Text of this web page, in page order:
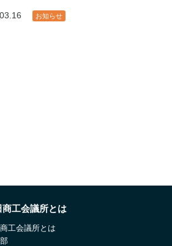
お知らせ
商工会議所とは
工会議所とは